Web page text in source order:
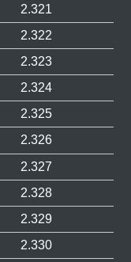
2.321
2.322
2.323
2.324
2.325
2.326
2.327
2.328
2.329
2.330